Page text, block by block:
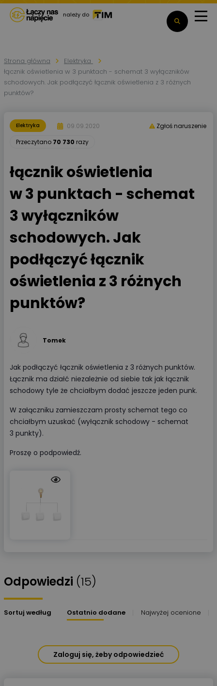
należy do
Strona główna
Elektryka
łącznik oświetlenia w 3 punktach - schemat 3 wyłączników
schodowych. Jak podłączyć łącznik oświetlenia z 3 różnych
punktów?
Elektryka
09.09.2020
Przeczytano 70 730 razy
Zgłoś naruszenie
łącznik oświetlenia
w 3 punktach - schemat
3 wyłączników
schodowych. Jak
podłączyć łącznik
oświetlenia z 3 różnych
punktów?
Tomek
Jak podłączyć łącznik oświetlenia z 3 różnych punktów.
Łącznik ma działć niezależnie od siebie tak jak łącznik
schodowy tyle że chciałbym dodać jeszcze jeden punk.
W załączniku zamieszczam prosty schemat tego co
chciałbym uzuskać (wyłącznik schodowy - schemat
3 punkty).
Proszę o podpowiedź.
Odpowiedzi (15)
Sortuj według Ostatnio dodane Najwyżej ocenione
Zaloguj się, żeby odpowiedzieć